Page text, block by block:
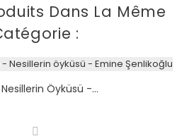
Dans La Même
:
Öyküsü -...